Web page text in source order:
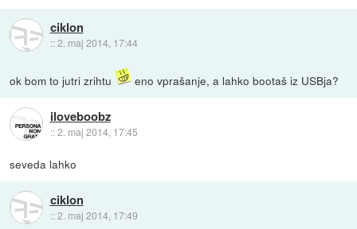
ciklon
::2. maj 2014, 17:44
ok bom to jutri zrihtu eno vprašanje, a lahko bootaš iz USBja?
iloveboobz
::2. maj 2014, 17:45
seveda lahko
ciklon
::2. maj 2014, 17:49